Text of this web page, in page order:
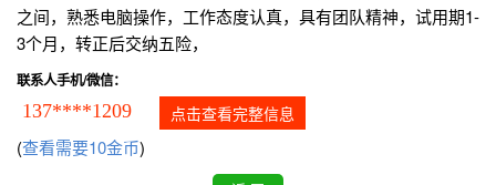
之间，熟悉电脑操作，工作态度认真，具有团队精神，试用期1-
3个月，转正后交纳五险，
联系人手机/微信：
137****1209 点击查看完整信息
(查看需要10金币)